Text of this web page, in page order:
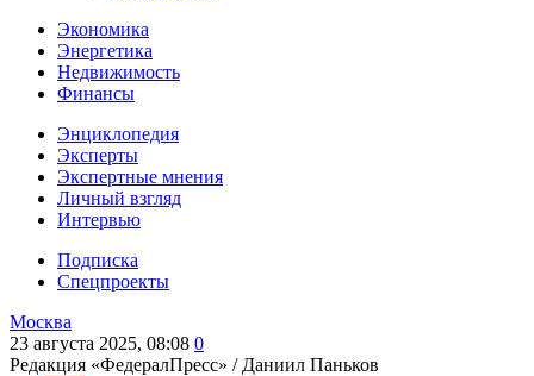
Экономика
Энергетика
Недвижимость
Финансы
Энциклопедия
Эксперты
Экспертные мнения
Личный взгляд
Интервью
Подписка
Спецпроекты
Москва
23 августа 2025, 08:08 0
Редакция «ФедералПресс» / Даниил Паньков